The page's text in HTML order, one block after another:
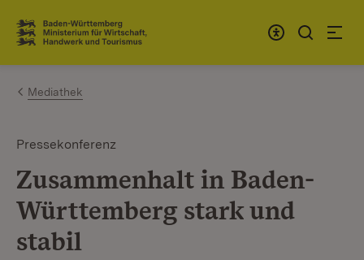
Zum Inhalt springen
Link zur Startseite
Mediathek
Pressekonferenz
Zusammenhalt in Baden-
Württemberg stark und
stabil